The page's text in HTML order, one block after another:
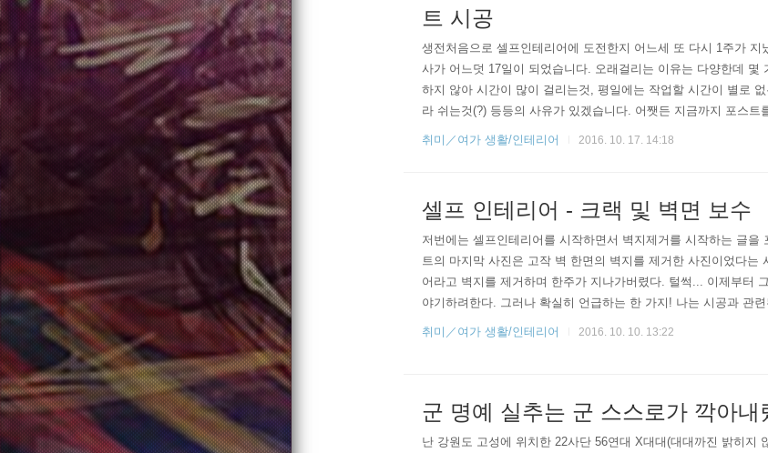
트 시공
생전처음으로 셀프인테리어에 도전한지 어느세 또 다시 1주가 지
사가 어느덧 17일이 되었습니다. 오래걸리는 이유는 다양한데 몇
하지 않아 시간이 많이 걸리는것, 평일에는 작업할 시간이 별로
라 쉬는것(?) 등등의 사유가 있겠습니다. 어쨋든 지금까지 포스트
면 다음과 같습니다. 벽지제거공팡이제거 및 벽면 정리크랙 보수
취미／여가 생활/인테리어 2016. 10. 17. 14:18
셀프 인테리어 - 크랙 및 벽면 보수
저번에는 셀프인테리어를 시작하면서 벽지제거를 시작하는 글을
트의 마지막 사진은 고작 벽 한면의 벽지를 제거한 사진이었다는
어라고 벽지를 제거하며 한주가 지나가버렸다. 털썩... 이제부터
야기하려한다. 그러나 확실히 언급하는 한 가지! 나는 시공과 관
에 별도로 인테리어 시공을 해본 적이 없다는 사실! (오오오....) 이
취미／여가 생활/인테리어 2016. 10. 10. 13:22
군 명예 실추는 군 스스로가 깍아내
난 강원도 고성에 위치한 22사단 56연대 X대대(대대까진 밝히